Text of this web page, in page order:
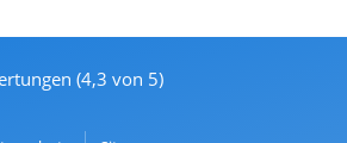
(4,3 von 5)